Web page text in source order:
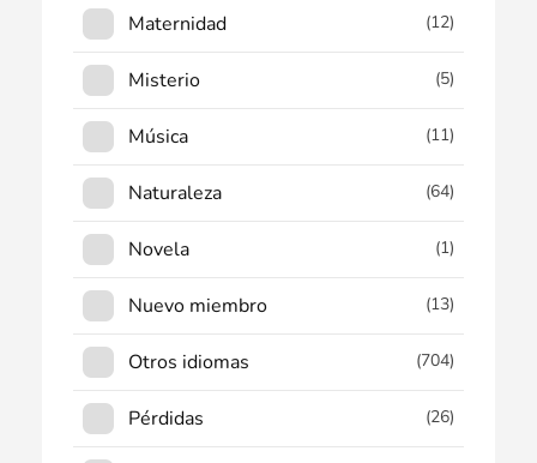
Maternidad (12)
Misterio (5)
Música (11)
Naturaleza (64)
Novela (1)
Nuevo miembro (13)
Otros idiomas (704)
Pérdidas (26)